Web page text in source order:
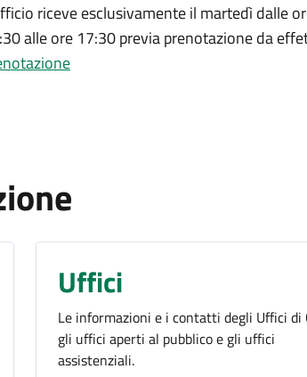
riceve esclusivamente il martedì dalle
alle ore 17:30 previa prenotazione da
Uffici
Le informazioni e i contatti degli Uffici di
gli uffici aperti al pubblico e gli uffici
assistenziali.